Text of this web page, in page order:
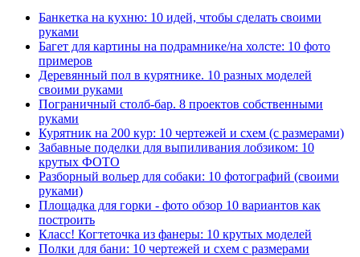
Банкетка на кухню: 10 идей, чтобы сделать своими
руками
Багет для картины на подрамнике/на холсте: 10 фото
примеров
Деревянный пол в курятнике. 10 разных моделей
своими руками
Пограничный столб-бар. 8 проектов собственными
руками
Курятник на 200 кур: 10 чертежей и схем (с размерами)
Забавные поделки для выпиливания лобзиком: 10
крутых ФОТО
Разборный вольер для собаки: 10 фотографий (своими
руками)
Площадка для горки - фото обзор 10 вариантов как
построить
Класс! Когтеточка из фанеры: 10 крутых моделей
Полки для бани: 10 чертежей и схем с размерами